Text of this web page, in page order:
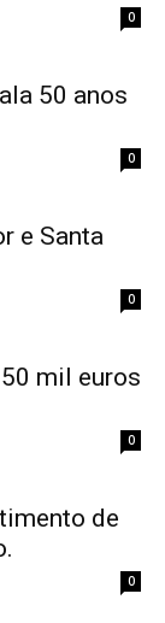
0
50 anos
0
e Santa
0
mil euros
0
de
0